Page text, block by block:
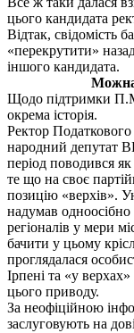
цього кандидата
Відтак, свідомість
«перекрутити»
іншого кандидата.
Можна
Щодо підтримки
окрема історія.
Ректор
народний депутат
період поводився
те що на своє
позицію «верхів».
надумав
регіоналів у мери
бачити у цьому
проглядалася
Ірпені та «у
цього приводу.
За неофіційною
заслуговують на